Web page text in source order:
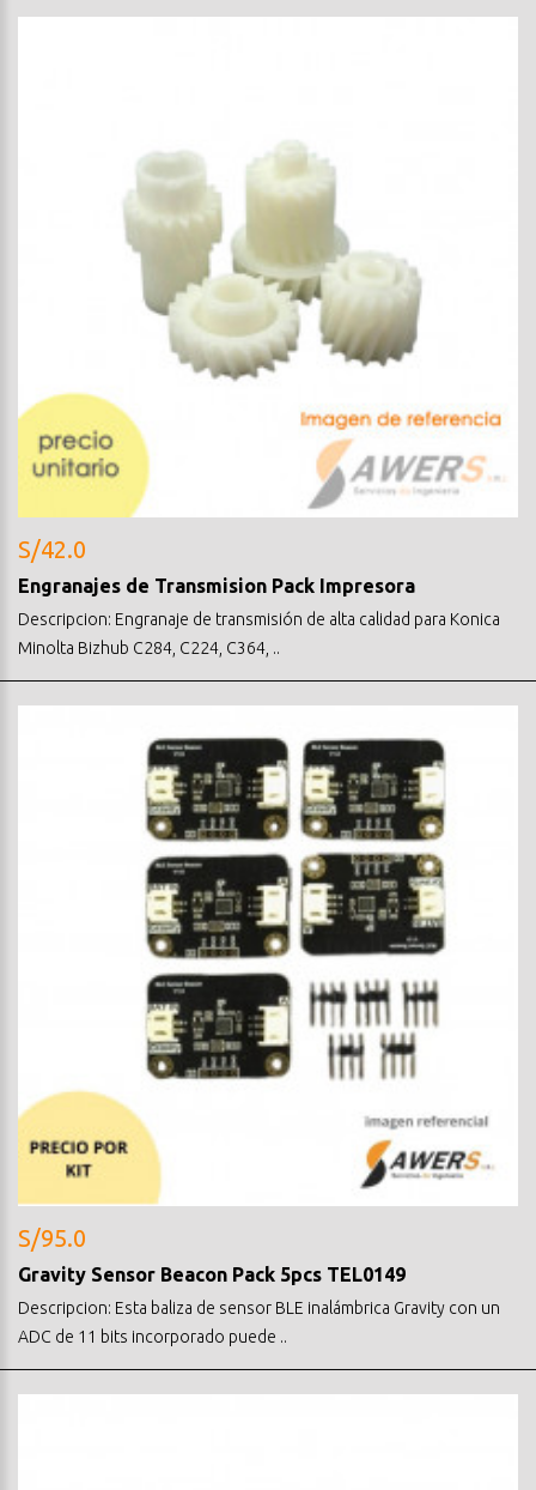
S/42.0
Engranajes de Transmision Pack Impresora
Descripcion: Engranaje de transmisión de alta calidad para Konica
Minolta Bizhub C284, C224, C364, ..
S/95.0
Gravity Sensor Beacon Pack 5pcs TEL0149
Descripcion: Esta baliza de sensor BLE inalámbrica Gravity con un
ADC de 11 bits incorporado puede ..